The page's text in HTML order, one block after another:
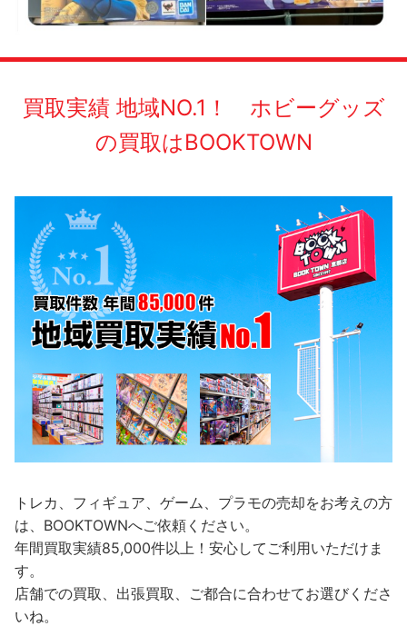
買取実績 地域NO.1！ ホビーグッズ
の買取はBOOKTOWN
トレカ、フィギュア、ゲーム、プラモの売却をお考えの方
は、BOOKTOWNへご依頼ください。
年間買取実績85,000件以上！安心してご利用いただけま
す。
店舗での買取、出張買取、ご都合に合わせてお選びくださ
いね。